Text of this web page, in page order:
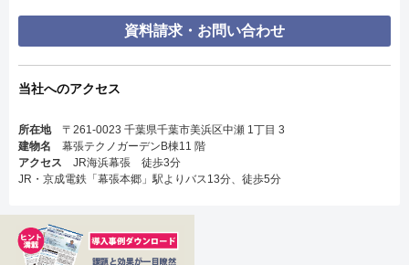
資料請求・お問い合わせ
当社へのアクセス
所在地〒261-0023 千葉県千葉市美浜区中瀬 1丁目 3
建物名 幕張テクノガーデンB棟11 階
アクセス JR海浜幕張 徒歩3分
JR・京成電鉄「幕張本郷」駅よりバス13分、徒歩5分